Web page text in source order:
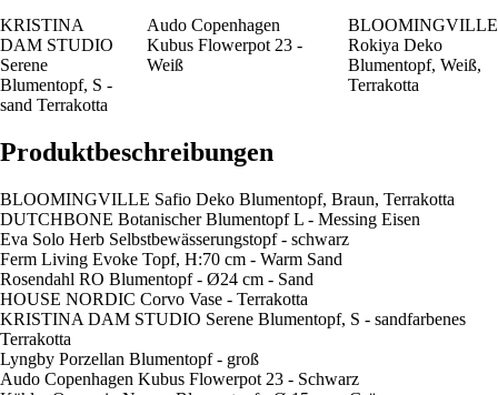
KRISTINA
DAM STUDIO
Serene
Blumentopf, S -
sand Terrakotta
Audo Copenhagen
Kubus Flowerpot 23 -
Weiß
BLOOMINGVILLE
Rokiya Deko
Blumentopf, Weiß,
Terrakotta
Produktbeschreibungen
BLOOMINGVILLE Safio Deko Blumentopf, Braun, Terrakotta
DUTCHBONE Botanischer Blumentopf L - Messing Eisen
Eva Solo Herb Selbstbewässerungstopf - schwarz
Ferm Living Evoke Topf, H:70 cm - Warm Sand
Rosendahl RO Blumentopf - Ø24 cm - Sand
HOUSE NORDIC Corvo Vase - Terrakotta
KRISTINA DAM STUDIO Serene Blumentopf, S - sandfarbenes
Terrakotta
Lyngby Porzellan Blumentopf - groß
Audo Copenhagen Kubus Flowerpot 23 - Schwarz